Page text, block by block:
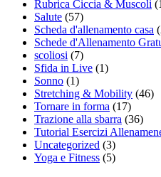
Rubrica Ciccia & Muscoli
Salute (57)
Scheda d'allenamento casa
Schede d'Allenamento
scoliosi (7)
Sfida in Live (1)
Sonno (1)
Stretching & Mobility (46)
Tornare in forma (17)
Trazione alla sbarra (36)
Tutorial Esercizi
Uncategorized (3)
Yoga e Fitness (5)